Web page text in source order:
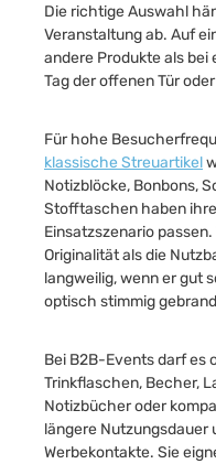
Die richtige Auswahl
Veranstaltung ab. Auf
andere Produkte als
Tag der offenen Tür
Für hohe
klassische Streuartikel
Notizblöcke, Bonbons,
Stofftaschen haben
Einsatzszenario
Originalität als die
langweilig, wenn er gut
optisch stimmig
Bei B2B-Events darf es
Trinkflaschen, Becher,
Notizbücher oder
längere Nutzungsdauer
Werbekontakte. Sie